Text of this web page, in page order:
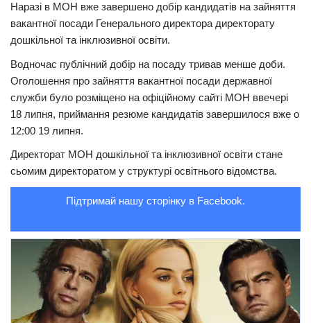
Здоров’я
Події
Кримінал
Трагедії
Курйози
Суспільство
Культура
Шоу-біз
Наразі в МОН вже завершено добір кандидатів на зайняття
вакантної посади Генерального директора директорату
дошкільної та інклюзивної освіти.
Водночас публічний добір на посаду тривав менше доби.
Оголошення про зайняття вакантної посади державної
служби було розміщено на офіційному сайті МОН ввечері
18 липня, приймання резюме кандидатів завершилося вже о
12:00 19 липня.
Директорат МОН дошкільної та інклюзивної освіти стане
сьомим директоратом у структурі освітнього відомства.
Підтримай нашу сторінку в Facebook.